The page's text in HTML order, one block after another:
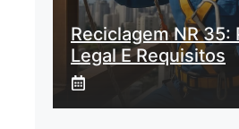
Reciclagem NR 35:
Legal E Requisitos